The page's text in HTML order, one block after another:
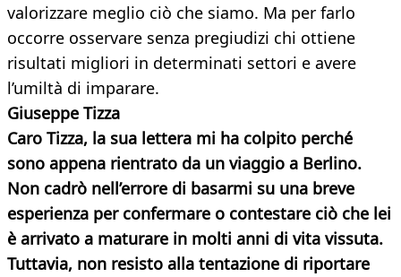
valorizzare meglio ciò che siamo. Ma per farlo
occorre osservare senza pregiudizi chi ottiene
risultati migliori in determinati settori e avere
l’umiltà di imparare.
Giuseppe Tizza
Caro Tizza, la sua lettera mi ha colpito perché
sono appena rientrato da un viaggio a Berlino.
Non cadrò nell’errore di basarmi su una breve
esperienza per confermare o contestare ciò che lei
è arrivato a maturare in molti anni di vita vissuta.
Tuttavia, non resisto alla tentazione di riportare